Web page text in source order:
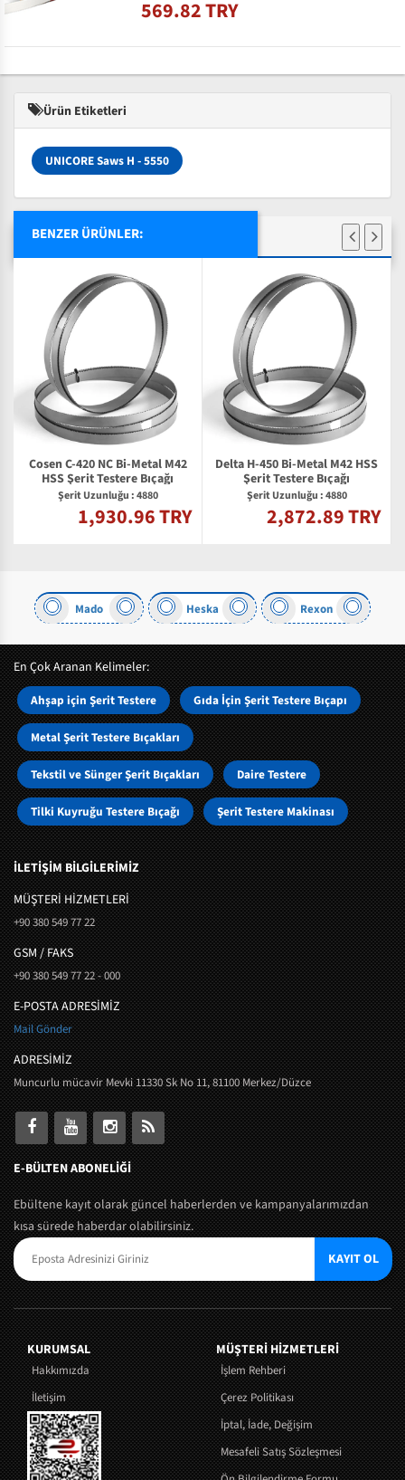
569.82 TRY
Ürün Etiketleri
UNICORE Saws H - 5550
BENZER ÜRÜNLER:
Cosen C-420 NC Bi-Metal M42
HSS Şerit Testere Bıçağı
Şerit Uzunluğu : 4880
1,930.96 TRY
Delta H-450 Bi-Metal M42 HSS
Şerit Testere Bıçağı
Şerit Uzunluğu : 4880
2,872.89 TRY
Mado Heska Rexon
En Çok Aranan Kelimeler:
Ahşap için Şerit Testere Gıda İçin Şerit Testere Bıçapı
Metal Şerit Testere Bıçakları
Tekstil ve Sünger Şerit Bıçakları Daire Testere
Tilki Kuyruğu Testere Bıçağı Şerit Testere Makinası
İLETİŞİM BİLGİLERİMİZ
MÜŞTERI HIZMETLERI
+90 380 549 77 22
GSM / FAKS
+90 380 549 77 22 - 000
E-POSTA ADRESİMİZ
Mail Gönder
ADRESİMİZ
Muncurlu mücavir Mevki 11330 Sk No 11, 81100 Merkez/Düzce
E-BÜLTEN ABONELİĞİ
Ebültene kayıt olarak güncel haberlerden ve kampanyalarımızdan
kısa sürede haberdar olabilirsiniz.
KAYIT OL
KURUMSAL
Hakkımızda
İletişim
MÜŞTERI HIZMETLERI
İşlem Rehberi
Çerez Politikası
İptal, İade, Değişim
Mesafeli Satış Sözleşmesi